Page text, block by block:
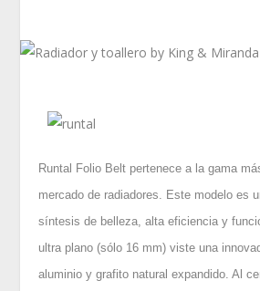
Runtal Folio Belt pertenece a la gama
mercado de radiadores. Este modelo es
síntesis de belleza, alta eficiencia y
ultra plano (sólo 16 mm) viste una
aluminio y grafito natural expandido. Al